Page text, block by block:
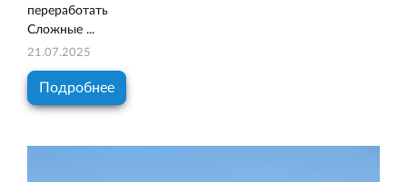
переработать
Сложные ...
21.07.2025
Подробнее